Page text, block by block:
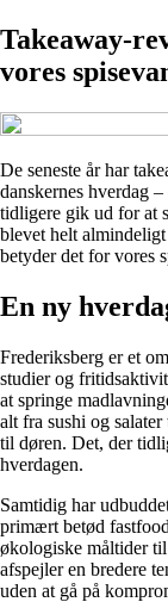
Takeaway-
vores
De seneste år har
danskernes hverdag
tidligere gik ud for at
blevet helt
betyder det for vores
En ny
Frederiksberg er et
studier og
at springe
alt fra sushi og
til døren. Det, der
hverdagen.
Samtidig har
primært betød
økologiske måltider
afspejler en bredere
uden at gå på